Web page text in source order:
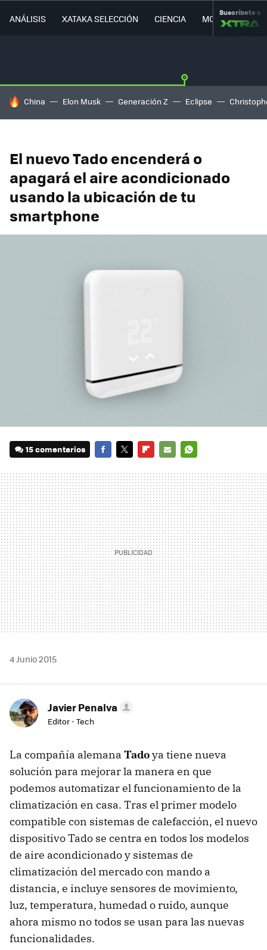
ANÁLISIS XATAKA SELECCIÓN CIENCIA MOVILIDAD
Suscríbete a
HOY SE HABLA DE
China Elon Musk Generación Z Eclipse
El nuevo Tado encenderá o
apagará el aire acondicionado
usando la ubicación de tu
smartphone
15 comentarios
MAIL
4 Junio 2015
Javier Penalva
Editor - Tech
La compañía alemana Tadoya tiene nueva
solución para mejorar la manera en que
podemos automatizar el funcionamiento de la
climatización en casa. Tras el primer modelo
compatible con sistemas de calefacción, el nuevo
dispositivo Tado se centra en todos los modelos
de aire acondicionado y sistemas de
climatización del mercado con mando a
distancia, e incluye sensores de movimiento,
luz, temperatura, humedad o ruido, aunque
ahora mismo no todos se usan para las nuevas
funcionalidades.